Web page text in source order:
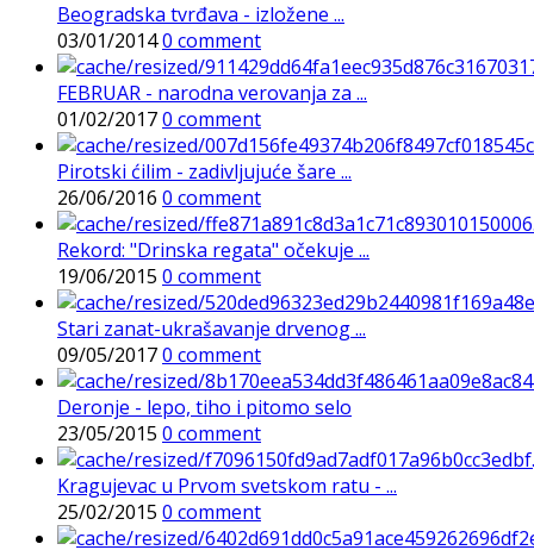
Beogradska tvrđava - izložene ...
03/01/20140 comment
FEBRUAR - narodna verovanja za ...
01/02/20170 comment
Pirotski ćilim - zadivljujuće šare ...
26/06/2016 0 comment
Rekord: "Drinska regata" očekuje ...
19/06/2015 0 comment
Stari zanat-ukrašavanje drvenog ...
09/05/20170 comment
Deronje - lepo, tiho i pitomo selo
23/05/2015 0 comment
Kragujevac u Prvom svetskom ratu - ...
25/02/2015 0 comment